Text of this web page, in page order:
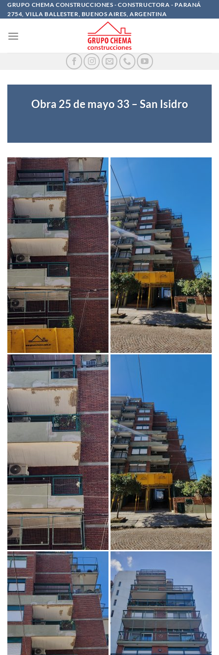
Saltar
al
GRUPO CHEMA CONSTRUCCIONES - CONSTRUCTORA - PARANÁ
2754, VILLA BALLESTER, BUENOS AIRES, ARGENTINA
Obra 25 de mayo 33 – San Isidro